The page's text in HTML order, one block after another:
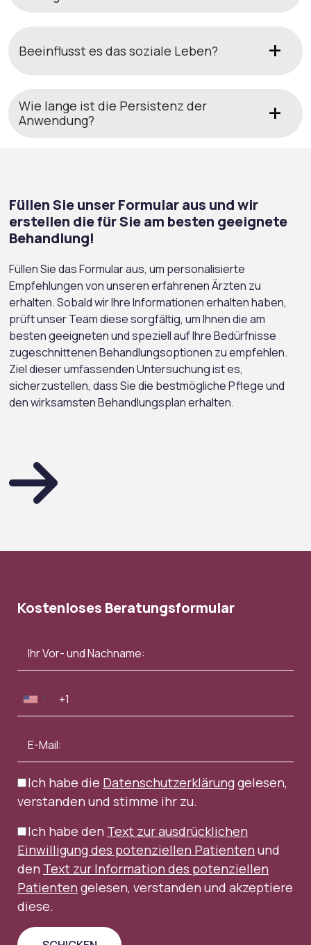
Beeinflusst es das soziale Leben?
Wie lange ist die Persistenz der
Anwendung?
Füllen Sie unser Formular aus und wir
erstellen die für Sie am besten geeignete
Behandlung!
Füllen Sie das Formular aus, um personalisierte
Empfehlungen von unseren erfahrenen Ärzten zu
erhalten. Sobald wir Ihre Informationen erhalten haben,
prüft unser Team diese sorgfältig, um Ihnen die am
besten geeigneten und speziell auf Ihre Bedürfnisse
zugeschnittenen Behandlungsoptionen zu empfehlen.
Ziel dieser umfassenden Untersuchung ist es,
sicherzustellen, dass Sie die bestmögliche Pflege und
den wirksamsten Behandlungsplan erhalten.
Kostenloses Beratungsformular
Ich habe die Datenschutzerklärunggelesen,
verstanden und stimme ihr zu.
Ich habe den Text zur ausdrücklichen
Einwilligung des potenziellen Patienten und
den Text zur Information des potenziellen
Patienten gelesen, verstanden und akzeptiere
diese.